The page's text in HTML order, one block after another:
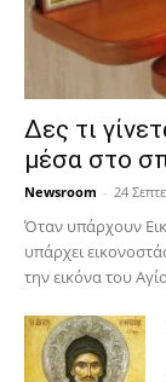
Δες τι
μέσα στο
Newsroom - 24
Όταν υπάρχουν
υπάρχει
την εικόνα του